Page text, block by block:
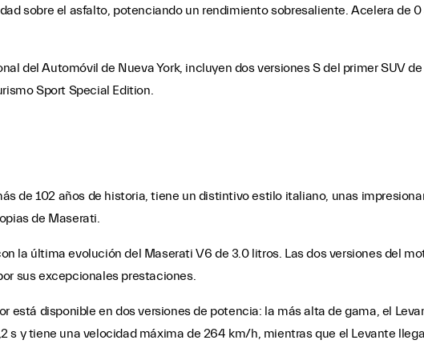
sobre el asfalto, potenciando un rendimiento sobresaliente. Acelera de
del Automóvil de Nueva York, incluyen dos versiones S del primer SUV
Sport Special Edition.
de 102 años de historia, tiene un distintivo estilo italiano, unas
de Maserati.
la última evolución del Maserati V6 de 3.0 litros. Las dos versiones del
sus excepcionales prestaciones.
está disponible en dos versiones de potencia: la más alta de gama, el
s y tiene una velocidad máxima de 264 km/h, mientras que el Levante